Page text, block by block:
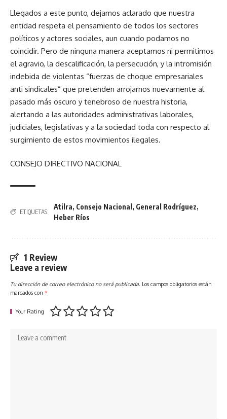
Llegados a este punto, dejamos aclarado que nuestra
entidad respeta el pensamiento de todos los sectores
políticos y actores sociales, aun cuando podamos no
coincidir. Pero de ninguna manera aceptamos ni permitimos
el agravio, la descalificación, la persecución, y la intromisión
indebida de violentas “fuerzas de choque empresariales
anti sindicales” que pretenden arrojarnos nuevamente al
pasado más oscuro y tenebroso de nuestra historia,
alertando a las autoridades administrativas laborales,
judiciales, legislativas y a la sociedad toda con respecto al
surgimiento de estos movimientos ilegales.
CONSEJO DIRECTIVO NACIONAL
ETIQUETAS:
Atilra, Consejo Nacional , General Rodríguez,
Heber Ríos
1 Review
Leave a review
Tu dirección de correo electrónico no será publicada. Los campos obligatorios están
marcados con *
Your Rating